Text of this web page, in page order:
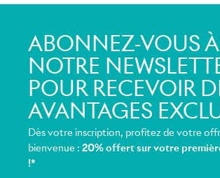
ABONNEZ-VOUS À
NOTRE
POUR RECEVOIR
AVANTAGES
Dès votre inscription, profitez de votre
bienvenue : 20% offert sur votre
!*